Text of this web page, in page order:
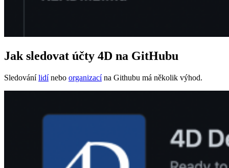
Jak sledovat účty 4D na GitHubu
Sledovánílidínebo organizacína Githubu má několik výhod.